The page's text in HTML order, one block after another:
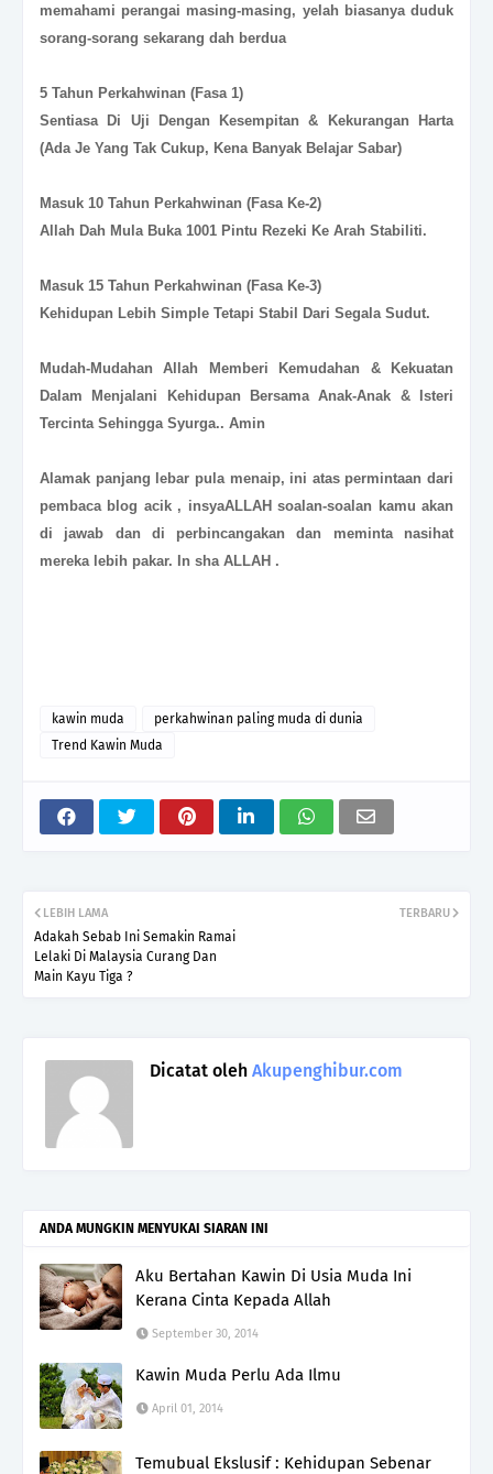
memahami perangai masing-masing, yelah biasanya duduk
sorang-sorang sekarang dah berdua
5 Tahun Perkahwinan (Fasa 1)
Sentiasa Di Uji Dengan Kesempitan & Kekurangan Harta
(Ada Je Yang Tak Cukup, Kena Banyak Belajar Sabar)
Masuk 10 Tahun Perkahwinan (Fasa Ke-2)
Allah Dah Mula Buka 1001 Pintu Rezeki Ke Arah Stabiliti.
Masuk 15 Tahun Perkahwinan (Fasa Ke-3)
Kehidupan Lebih Simple Tetapi Stabil Dari Segala Sudut.
Mudah-Mudahan Allah Memberi Kemudahan & Kekuatan
Dalam Menjalani Kehidupan Bersama Anak-Anak & Isteri
Tercinta Sehingga Syurga.. Amin
Alamak panjang lebar pula menaip, ini atas permintaan dari
pembaca blog acik , insyaALLAH soalan-soalan kamu akan
di jawab dan di perbincangakan dan meminta nasihat
mereka lebih pakar. In sha ALLAH .
kawin muda
perkahwinan paling muda di dunia
Trend Kawin Muda
TERBARU
LEBIH LAMA
Adakah Sebab Ini Semakin Ramai
Lelaki Di Malaysia Curang Dan
Main Kayu Tiga ?
Dicatat oleh Akupenghibur.com
ANDA MUNGKIN MENYUKAI SIARAN INI
Aku Bertahan Kawin Di Usia Muda Ini
Kerana Cinta Kepada Allah
September 30, 2014
Kawin Muda Perlu Ada Ilmu
April 01, 2014
Temubual Ekslusif : Kehidupan Sebenar